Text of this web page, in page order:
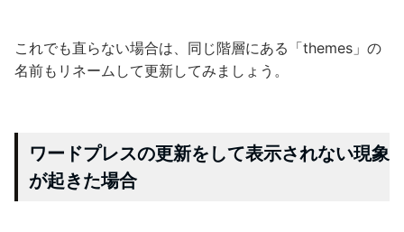
これでも直らない場合は、同じ階層にある「themes」の
名前もリネームして更新してみましょう。
ワードプレスの更新をして表示されない現象
が起きた場合